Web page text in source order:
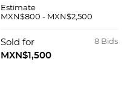
4.6 g.
Estimate
MXN$800 - MXN$2,500
8 Bids
Sold for
MXN$1,500